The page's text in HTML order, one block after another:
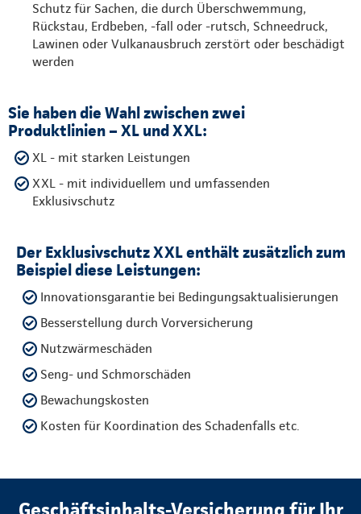
Schutz für Sachen, die durch Überschwemmung,
Rückstau, Erdbeben, -fall oder -rutsch, Schneedruck,
Lawinen oder Vulkanausbruch zerstört oder beschädigt
werden
Sie haben die Wahl zwischen zwei
Produktlinien – XL und XXL:
XL - mit starken Leistungen
XXL - mit individuellem und umfassenden
Exklusivschutz
Der Exklusivschutz XXL enthält zusätzlich zum
Beispiel diese Leistungen:
Innovationsgarantie bei Bedingungsaktualisierungen
Besserstellung durch Vorversicherung
Nutzwärmeschäden
Seng- und Schmorschäden
Bewachungskosten
Kosten für Koordination des Schadenfalls etc.